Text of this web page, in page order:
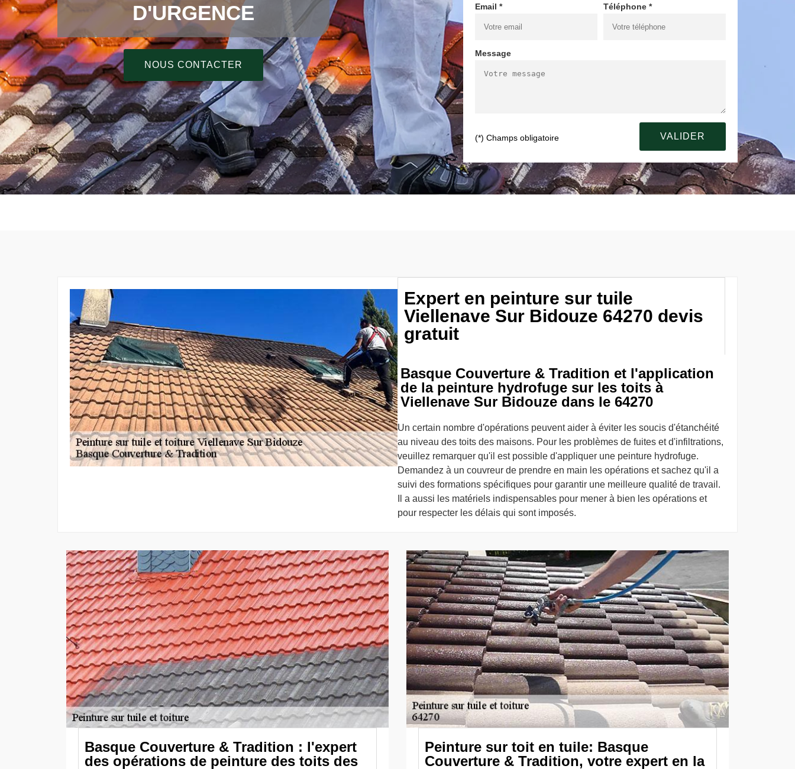
D'URGENCE
NOUS CONTACTER
Email * Téléphone *
Message
(*) Champs obligatoire
Expert en peinture sur tuile
Viellenave Sur Bidouze 64270 devis
gratuit
Basque Couverture & Tradition et l'application
de la peinture hydrofuge sur les toits à
Viellenave Sur Bidouze dans le 64270
Un certain nombre d'opérations peuvent aider à éviter les soucis d'étanchéité
au niveau des toits des maisons. Pour les problèmes de fuites et d'infiltrations,
veuillez remarquer qu'il est possible d'appliquer une peinture hydrofuge.
Demandez à un couvreur de prendre en main les opérations et sachez qu'il a
suivi des formations spécifiques pour garantir une meilleure qualité de travail.
Il a aussi les matériels indispensables pour mener à bien les opérations et
pour respecter les délais qui sont imposés.
Basque Couverture & Tradition : l'expert
des opérations de peinture des toits des
Peinture sur toit en tuile: Basque
Couverture & Tradition, votre expert en la